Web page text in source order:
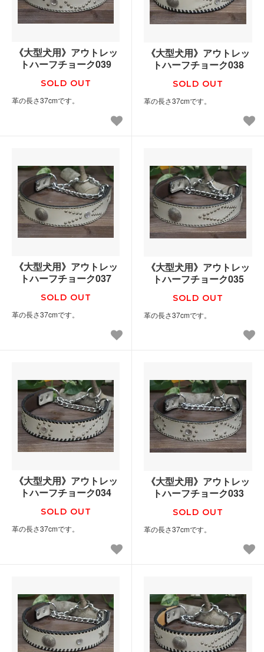
《大型犬用》アウトレッ
トハーフチョーク039
SOLD OUT
革の長さ37cmです。
《大型犬用》アウトレッ
トハーフチョーク038
SOLD OUT
革の長さ37cmです。
《大型犬用》アウトレッ
トハーフチョーク037
SOLD OUT
革の長さ37cmです。
《大型犬用》アウトレッ
トハーフチョーク035
SOLD OUT
革の長さ37cmです。
《大型犬用》アウトレッ
トハーフチョーク034
SOLD OUT
革の長さ37cmです。
《大型犬用》アウトレッ
トハーフチョーク033
SOLD OUT
革の長さ37cmです。